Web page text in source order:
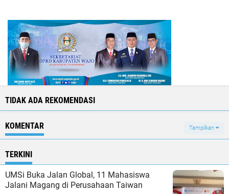
TIDAK ADA REKOMENDASI
KOMENTAR Tampilkan
TERKINI
UMSi Buka Jalan Global, 11 Mahasiswa
Jalani Magang di Perusahaan Taiwan